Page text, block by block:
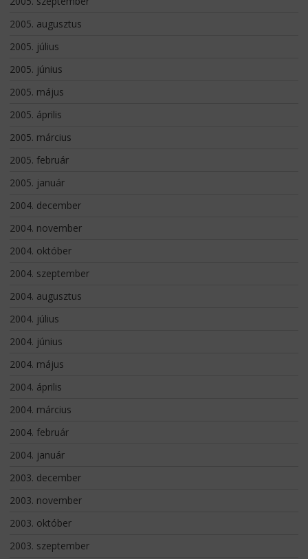
2005. augusztus
2005. július
2005. június
2005. május
2005. április
2005. március
2005. február
2005. január
2004. december
2004. november
2004. október
2004. szeptember
2004. augusztus
2004. július
2004. június
2004. május
2004. április
2004. március
2004. február
2004. január
2003. december
2003. november
2003. október
2003. szeptember